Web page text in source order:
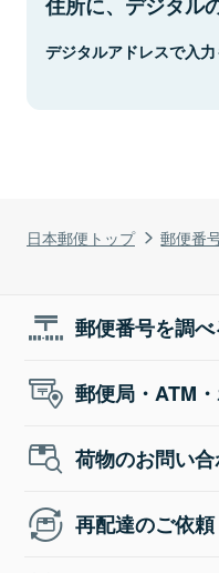
日本郵便トップ 郵便番
デジタルアドレスで入力
郵便番号を調べ
郵便局・ATM
荷物のお問い
再配達のご依頼